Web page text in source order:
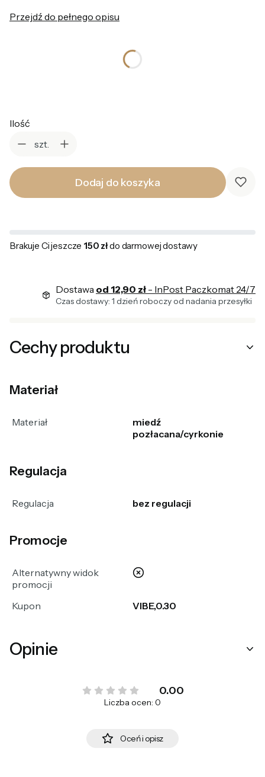
Przejdź do pełnego opisu
Ilość
szt.
Dodaj do koszyka
Brakuje Ci jeszcze 150 złdo darmowej dostawy
Dostawa od 12,90 zł - InPost Paczkomat 24/7
Czas dostawy: 1 dzień roboczy od nadania przesyłki
Cechy produktu
Materiał
Materiał
miedź
pozłacana/cyrkonie
Regulacja
Regulacja bez regulacji
Promocje
Alternatywny widok
promocji
nie
Kupon VIBE,0.30
Opinie
0.00
Liczba ocen: 0
Oceń i opisz